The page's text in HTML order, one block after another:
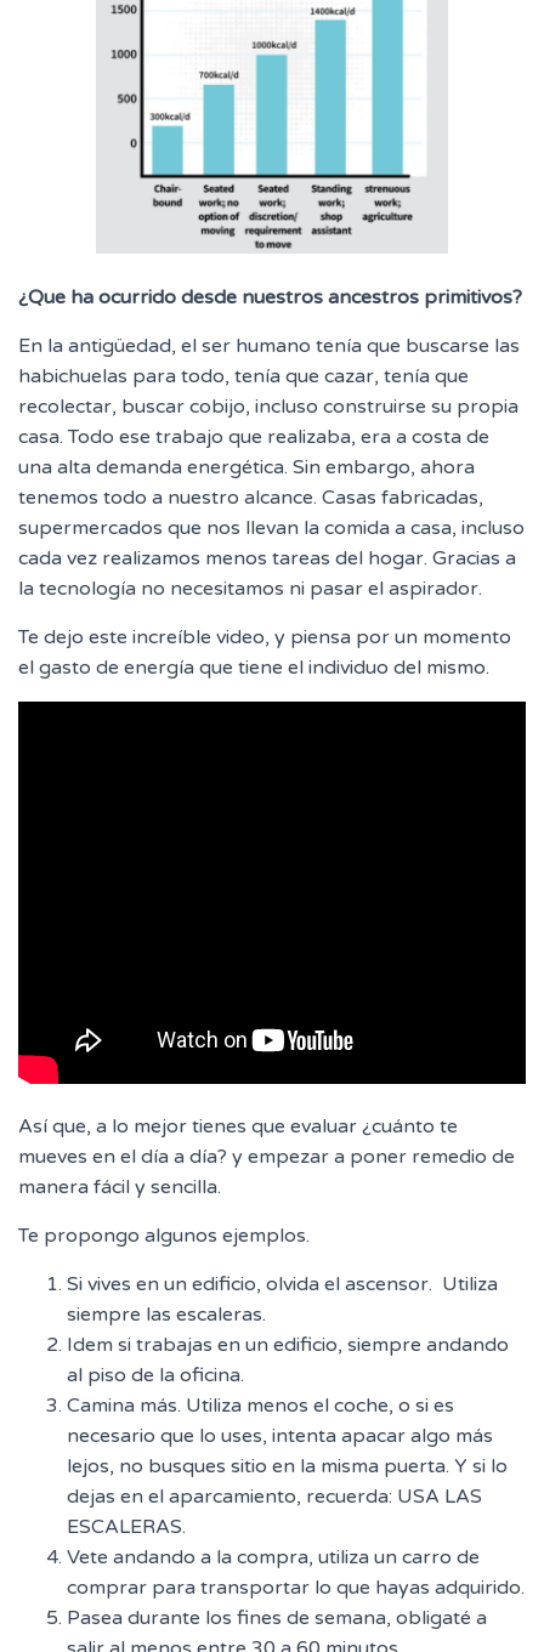
¿Que ha ocurrido desde nuestros ancestros primitivos?
En la antigüedad, el ser humano tenía que buscarse las
habichuelas para todo, tenía que cazar, tenía que
recolectar, buscar cobijo, incluso construirse su propia
casa. Todo ese trabajo que realizaba, era a costa de
una alta demanda energética. Sin embargo, ahora
tenemos todo a nuestro alcance. Casas fabricadas,
supermercados que nos llevan la comida a casa, incluso
cada vez realizamos menos tareas del hogar. Gracias a
la tecnología no necesitamos ni pasar el aspirador.
Te dejo este increíble video, y piensa por un momento
el gasto de energía que tiene el individuo del mismo.
Así que, a lo mejor tienes que evaluar ¿cuánto te
mueves en el día a día? y empezar a poner remedio de
manera fácil y sencilla.
Te propongo algunos ejemplos.
Si vives en un edificio, olvida el ascensor. Utiliza
siempre las escaleras.
Idem si trabajas en un edificio, siempre andando
al piso de la oficina.
Camina más. Utiliza menos el coche, o si es
necesario que lo uses, intenta apacar algo más
lejos, no busques sitio en la misma puerta. Y si lo
dejas en el aparcamiento, recuerda: USA LAS
ESCALERAS.
Vete andando a la compra, utiliza un carro de
comprar para transportar lo que hayas adquirido.
Pasea durante los fines de semana, obligaté a